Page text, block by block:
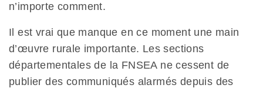
n’importe comment.
Il est vrai que manque en ce moment une main
d’œuvre rurale importante. Les sections
départementales de la FNSEA ne cessent de
publier des communiqués alarmés depuis des